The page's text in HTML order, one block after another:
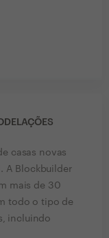
casas novas
A Blockbuilder
mais de 30
todo o tipo de
incluindo